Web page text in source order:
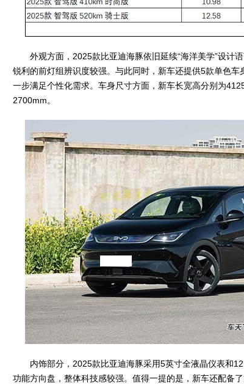
外观方面，2025款比亚迪海豚依旧延续“海洋美学”设计
锐利的前灯组辨识度较强。与此同时，新车还提供5款单色
一步满足个性化需求。车身尺寸方面，新车长宽高分别为
2700mm。
内饰部分，2025款比亚迪海豚采用5英寸全液晶仪表和
功能方向盘，整体科技感较强。值得一提的是，新车还配备